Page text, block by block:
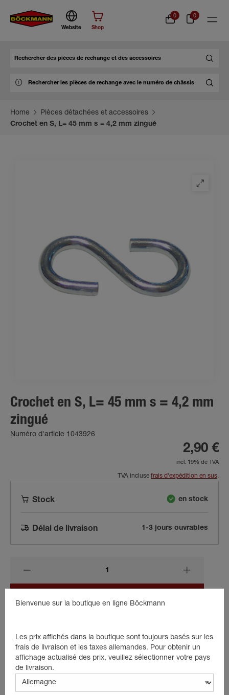
Website Shop
0 0
Home
Pièces détachées et accessoires
Crochet en S, L= 45 mm s = 4,2 mm zingué
Crochet en S, L= 45 mm s = 4,2 mm
zingué
Numéro d'article 1043926
2,90 €
incl. 19% de TVA
TVA incluse frais d'expédition en sus.
Stock en stock
Délai de livraison 1-3 jours ouvrables
Beschreibung
Crochet en S
Diamètre intérieur : 14 mm
Bienvenue sur la boutique en ligne Böckmann
Les prix affichés dans la boutique sont toujours basés sur les
frais de livraison et les taxes allemandes. Pour obtenir un
affichage actualisé des prix, veuillez sélectionner votre pays
de livraison.